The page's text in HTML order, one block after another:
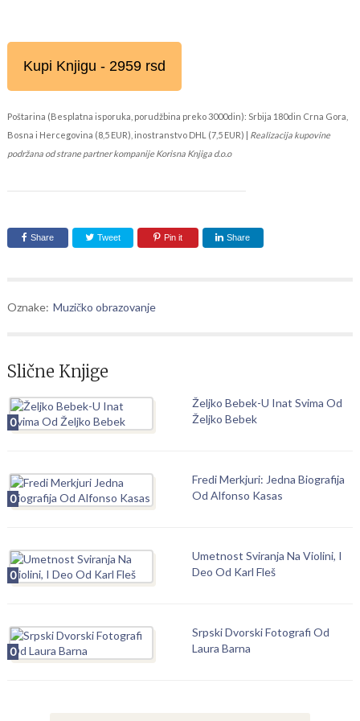
Kupi Knjigu - 2959 rsd
Poštarina (Besplatna isporuka, porudžbina preko 3000din): Srbija 180din Crna Gora,
Bosna i Hercegovina (8,5 EUR), inostranstvo DHL (7,5 EUR) | Realizacija kupovine
podržana od strane partner kompanije Korisna Knjiga d.o.o
Share Tweet Pin it Share
Oznake: Muzičko obrazovanje
Slične Knjige
0
Željko Bebek-U Inat Svima Od
Željko Bebek
0
Fredi Merkjuri: Jedna Biografija
Od Alfonso Kasas
0
Umetnost Sviranja Na Violini, I
Deo Od Karl Fleš
0
Srpski Dvorski Fotografi Od
Laura Barna